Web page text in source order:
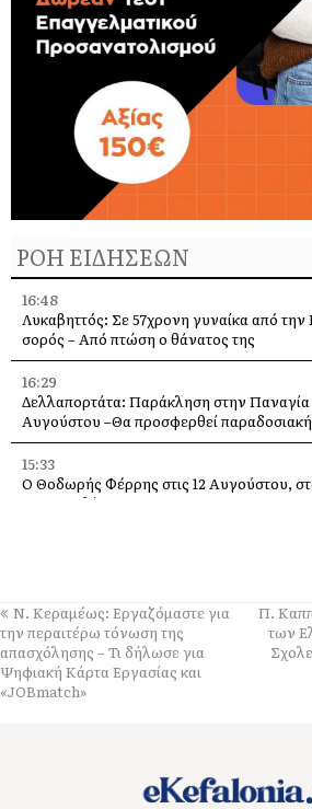
ΡΟΗ ΕΙΔΗΣΕΩΝ
16:48
Λυκαβηττός: Σε 57χρονη γυναίκα από την
σορός – Από πτώση ο θάνατος της
16:29
Δελλαπορτάτα: Παράκληση στην Παναγία
Αυγούστου –Θα προσφερθεί
15:33
Ο Θοδωρής Φέρρης στις 12 Αυγούστου,
Αργοστολίου
11:58
Δύο παλέτες εμφιαλωμένο νερό στους
Πρόννων – Το «ευχαριστώ» στον Χρήστο
Ν. Κεραμέως: Εργαζόμαστε για
την περαιτέρω τόνωση της
απασχόλησης – Τι δήλωσε για
Ψηφιακή Κάρτα Εργασίας και
«JOBmatch»
Π.
των